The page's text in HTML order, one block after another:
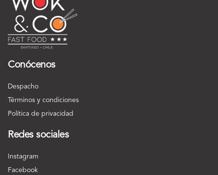
Conócenos
Despacho
Términos y condiciones
Política de privacidad
Redes sociales
Instagram
Facebook